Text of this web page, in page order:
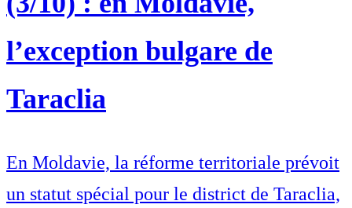
l’exception bulgare de
Taraclia
En Moldavie, la réforme territoriale prévoit
un statut spécial pour le district de Taraclia,